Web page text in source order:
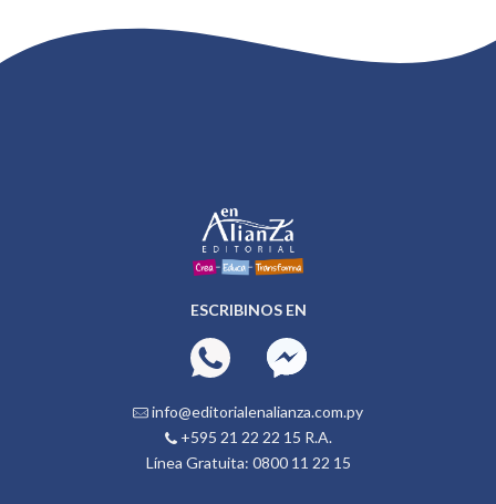
ESCRIBINOS EN
info@editorialenalianza.com.py
+595 21 22 22 15 R.A.
Línea Gratuita: 0800 11 22 15